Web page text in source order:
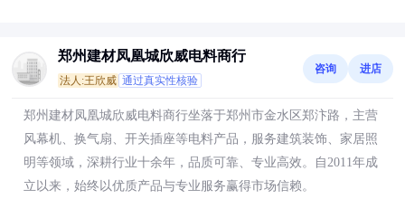
郑州建材凤凰城欣威电料商行
法人:王欣威 通过真实性核验
咨询 进店
郑州建材凤凰城欣威电料商行坐落于郑州市金水区郑汴路，主营
风幕机、换气扇、开关插座等电料产品，服务建筑装饰、家居照
明等领域，深耕行业十余年，品质可靠、专业高效。自2011年成
立以来，始终以优质产品与专业服务赢得市场信赖。